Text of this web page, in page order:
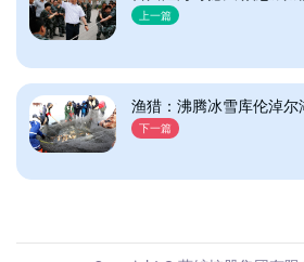
上一篇
渔猎：沸腾冰雪库伦淖尔
下一篇